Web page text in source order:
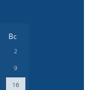
Вс
2
9
16